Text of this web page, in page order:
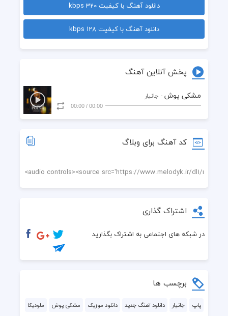
  نگو دلت عین سنگ شده
  بیا و این بحثو حل کنش
  بمونو این وضعو جمع کنش
  بیا و این بحثو حل کنش
  حالا بگو چیکار کنم قلبمو به کی بدوزم
دانلود آهنگ با کیفیت 320 kbps
دانلود آهنگ با کیفیت 128 kbps
پخش آنلاین آهنگ
مشکی پوش - جانیار
00:00
/
00:00
کد آهنگ برای وبلاگ
اشتراک گذاری
در شبکه های اجتماعی به اشتراک بگذارید
برچسب ها
پاپ جانیار دانلود آهنگ جدید دانلود موزیک مشکی پوش ملودیکا